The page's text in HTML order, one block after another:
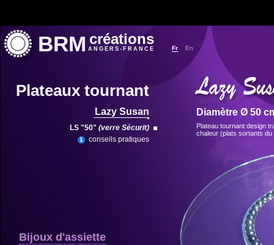
BRM créations
ANGERS-FRANCE
Plateaux tournant
Lazy Susan
LS "50" (verre Sécurit)
conseils pratiques
Bijoux d'assiette
Fr En
Diamètre Ø 50
Plateau tournant design
chaleur (plats sortants